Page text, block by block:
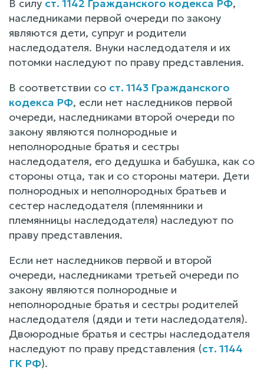
В силу ст. 1142 Гражданского кодекса РФ,
наследниками первой очереди по закону
являются дети, супруг и родители
наследодателя. Внуки наследодателя и их
потомки наследуют по праву представления.
В соответствии со ст. 1143 Гражданского
кодекса РФ, если нет наследников первой
очереди, наследниками второй очереди по
закону являются полнородные и
неполнородные братья и сестры
наследодателя, его дедушка и бабушка, как со
стороны отца, так и со стороны матери. Дети
полнородных и неполнородных братьев и
сестер наследодателя (племянники и
племянницы наследодателя) наследуют по
праву представления.
Если нет наследников первой и второй
очереди, наследниками третьей очереди по
закону являются полнородные и
неполнородные братья и сестры родителей
наследодателя (дяди и тети наследодателя).
Двоюродные братья и сестры наследодателя
наследуют по праву представления (ст. 1144
ГК РФ).